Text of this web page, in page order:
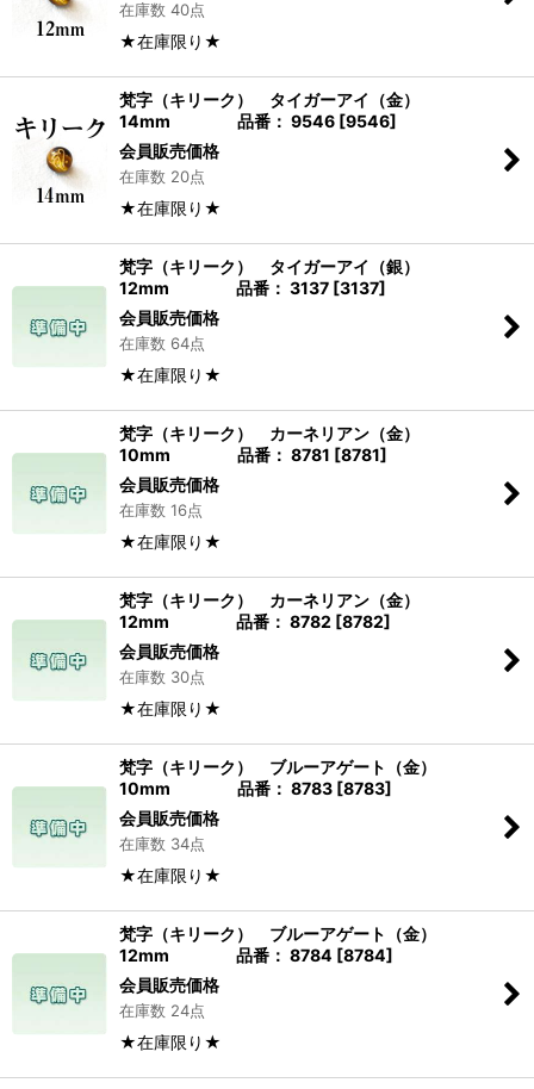
在庫数 40点
★在庫限り★
梵字（キリーク） タイガーアイ（金）
14mm 品番： 9546 [9546]
会員販売価格
在庫数 20点
★在庫限り★
梵字（キリーク） タイガーアイ（銀）
12mm 品番： 3137 [3137]
会員販売価格
在庫数 64点
★在庫限り★
梵字（キリーク） カーネリアン（金）
10mm 品番： 8781 [8781]
会員販売価格
在庫数 16点
★在庫限り★
梵字（キリーク） カーネリアン（金）
12mm 品番： 8782 [8782]
会員販売価格
在庫数 30点
★在庫限り★
梵字（キリーク） ブルーアゲート（金）
10mm 品番： 8783 [8783]
会員販売価格
在庫数 34点
★在庫限り★
梵字（キリーク） ブルーアゲート（金）
12mm 品番： 8784 [8784]
会員販売価格
在庫数 24点
★在庫限り★